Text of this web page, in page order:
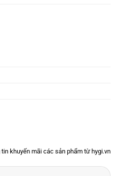
khuyến mãi các sản phẩm từ hygi.vn